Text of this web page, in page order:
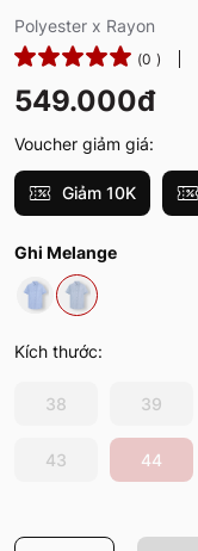
Polyester x Rayon
(0 )
549.000đ
Voucher giảm giá:
Giảm 10K
Ghi Melange
Kích thước:
38 39
43 44